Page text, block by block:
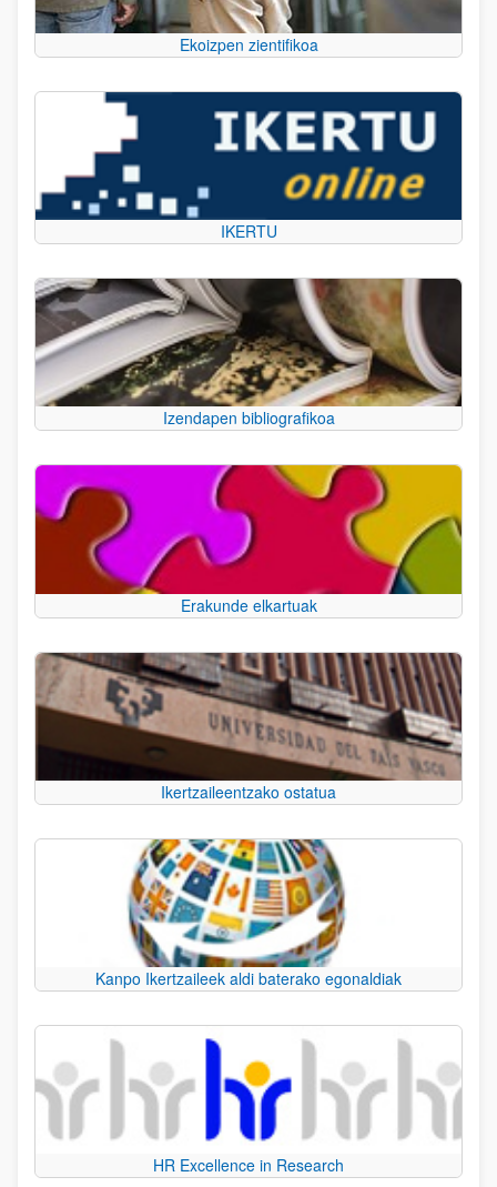
Ekoizpen zientifikoa
IKERTU
Izendapen bibliografikoa
Erakunde elkartuak
Ikertzaileentzako ostatua
Kanpo Ikertzaileek aldi baterako egonaldiak
HR Excellence in Research